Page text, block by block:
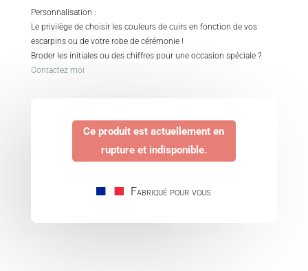
Personnalisation :
Le privilège de choisir les couleurs de cuirs en fonction de vos
escarpins ou de votre robe de cérémonie !
Broder les initiales ou des chiffres pour une occasion spéciale ?
Contactez moi
Ce produit est actuellement en
rupture et indisponible.
Fabriqué pour vous